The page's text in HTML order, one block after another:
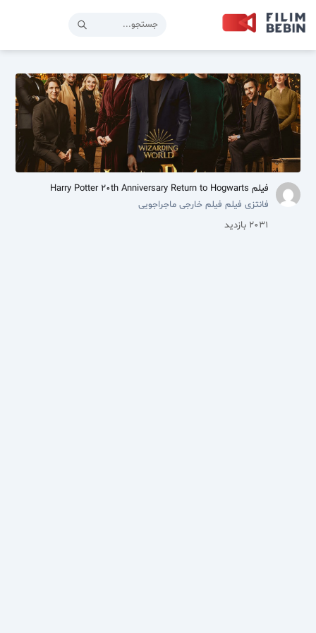
فیلم Harry Potter 20th Anniversary Return to Hogwarts
فانتزی فیلم فیلم خارجی ماجراجویی
2031 بازدید